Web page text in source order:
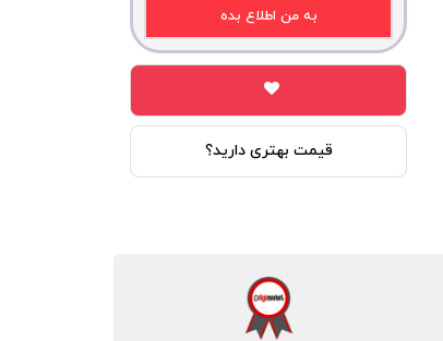
به من اطلاع بده
قیمت بهتری دارید؟